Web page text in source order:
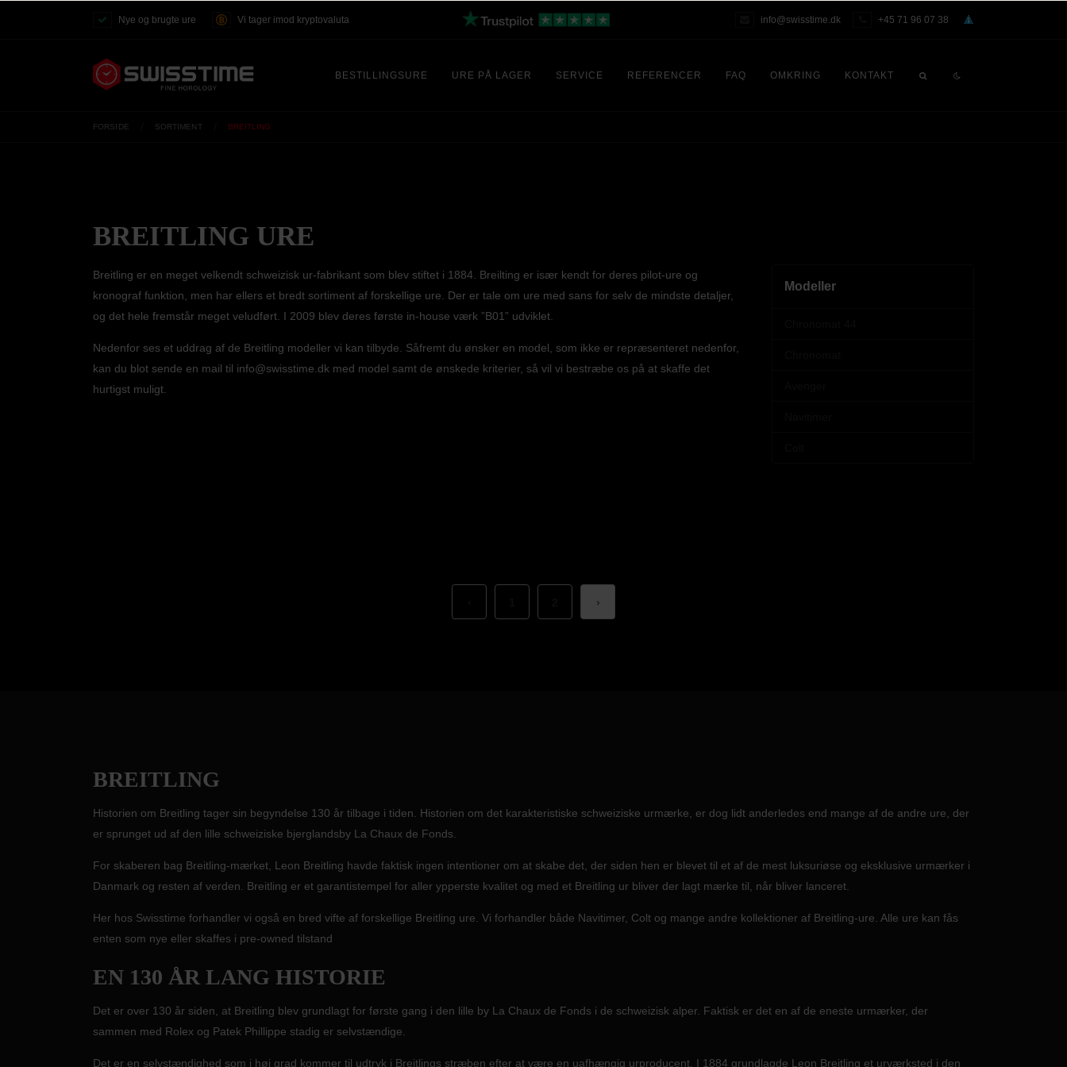
Nye og brugte ure Vi tager imod kryptovaluta +45 71 96 07 38
info@swisstime.dk
BESTILLINGSURE URE PÅ LAGER SERVICE REFERENCER FAQ OMKRING KONTAKT
FORSIDE SORTIMENT BREITLING
BREITLING URE
Breitling er en meget velkendt schweizisk ur-fabrikant som blev stiftet i 1884. Breilting er især kendt for deres pilot-ure og
kronograf funktion, men har ellers et bredt sortiment af forskellige ure. Der er tale om ure med sans for selv de mindste detaljer,
og det hele fremstår meget veludført. I 2009 blev deres første in-house værk ”B01” udviklet.
Nedenfor ses et uddrag af de Breitling modeller vi kan tilbyde. Såfremt du ønsker en model, som ikke er repræsenteret nedenfor,
kan du blot sende en mail til info@swisstime.dk med model samt de ønskede kriterier, så vil vi bestræbe os på at skaffe det
hurtigst muligt.
Modeller
›
BREITLING
Historien om Breitling tager sin begyndelse 130 år tilbage i tiden. Historien om det karakteristiske schweiziske urmærke, er dog lidt anderledes end mange af de andre ure, der
er sprunget ud af den lille schweiziske bjerglandsby La Chaux de Fonds.
For skaberen bag Breitling-mærket, Leon Breitling havde faktisk ingen intentioner om at skabe det, der siden hen er blevet til et af de mest luksuriøse og eksklusive urmærker i
Danmark og resten af verden. Breitling er et garantistempel for aller ypperste kvalitet og med et Breitling ur bliver der lagt mærke til, når bliver lanceret.
Her hos Swisstime forhandler vi også en bred vifte af forskellige Breitling ure. Vi forhandler både Navitimer, Colt og mange andre kollektioner af Breitling-ure. Alle ure kan fås
enten som nye eller skaffes i pre-owned tilstand
EN 130 ÅR LANG HISTORIE
Det er over 130 år siden, at Breitling blev grundlagt for første gang i den lille by La Chaux de Fonds i de schweizisk alper. Faktisk er det en af de eneste urmærker, der
sammen med Rolex og Patek Phillippe stadig er selvstændige.
Det er en selvstændighed som i høj grad kommer til udtryk i Breitlings stræben efter at være en uafhængig urproducent. I 1884 grundlagde Leon Breitling et urværksted i den